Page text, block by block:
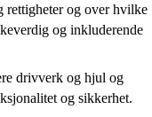
rettigheter og over hvilke
og inkluderende
drivverk og hjul og
og sikkerhet.